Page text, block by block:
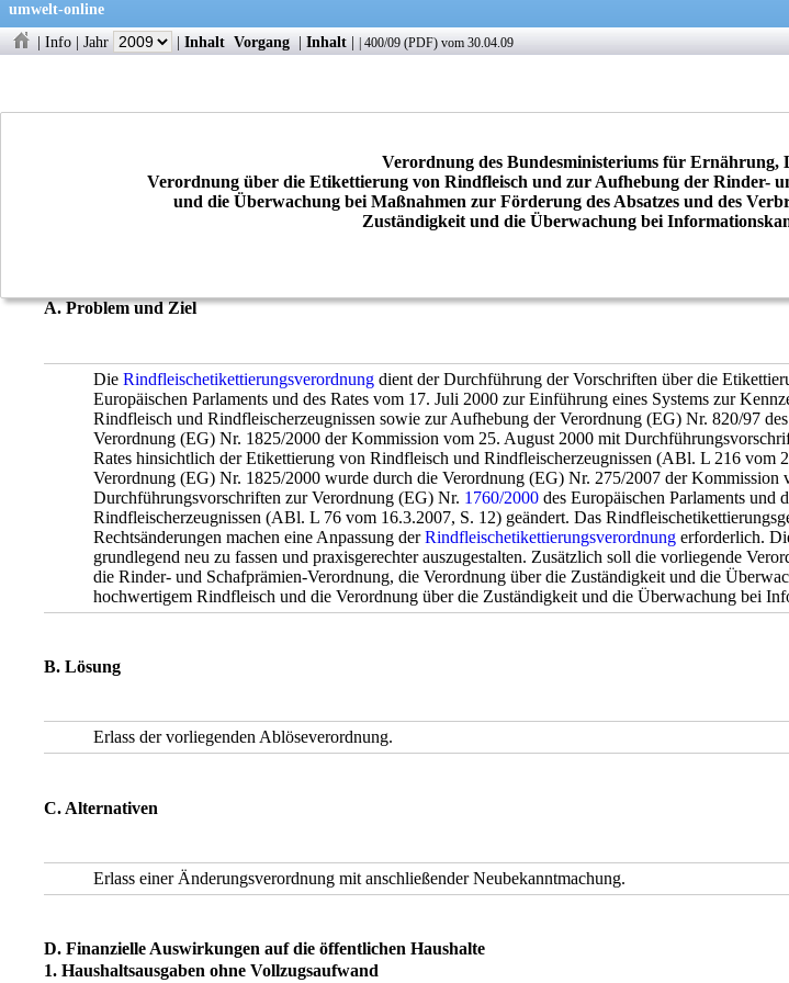
umwelt-online
| Info | Jahr | Inhalt Vorgang | Inhalt | 400/09 (PDF) vom 30.04.09
Verordnung des Bundesministeriums für
Verordnung über die Etikettierung von Rindfleisch und zur Aufhebung der Rinder-
und die Überwachung bei Maßnahmen zur Förderung des Absatzes und des
Zuständigkeit und die Überwachung bei
A. Problem und Ziel
DieRindfleischetikettierungsverordnung dient der Durchführung der Vorschriften über die
Europäischen Parlaments und des Rates vom 17. Juli 2000 zur Einführung eines Systems zur
Rindfleisch und Rindfleischerzeugnissen sowie zur Aufhebung der Verordnung (EG) Nr. 820/97
Verordnung (EG) Nr. 1825/2000 der Kommission vom 25. August 2000 mit
Rates hinsichtlich der Etikettierung von Rindfleisch und Rindfleischerzeugnissen (ABl. L 216 vom
Verordnung (EG) Nr. 1825/2000 wurde durch die Verordnung (EG) Nr. 275/2007 der
Durchführungsvorschriften zur Verordnung (EG) Nr. 1760/2000 des Europäischen Parlaments
Rindfleischerzeugnissen (ABl. L 76 vom 16.3.2007, S. 12) geändert. Das
Rechtsänderungen machen eine Anpassung derRindfleischetikettierungsverordnung erforderlich.
grundlegend neu zu fassen und praxisgerechter auszugestalten. Zusätzlich soll die vorliegende
die Rinder- und Schafprämien-Verordnung, die Verordnung über die Zuständigkeit und die
hochwertigem Rindfleisch und die Verordnung über die Zuständigkeit und die Überwachung bei
B. Lösung
Erlass der vorliegenden Ablöseverordnung.
C. Alternativen
Erlass einer Änderungsverordnung mit anschließender Neubekanntmachung.
D. Finanzielle Auswirkungen auf die öffentlichen Haushalte
1. Haushaltsausgaben ohne Vollzugsaufwand